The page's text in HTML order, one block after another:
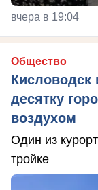
вчера в 19:04
Общество
десятку
воздухом
Один из
тройке